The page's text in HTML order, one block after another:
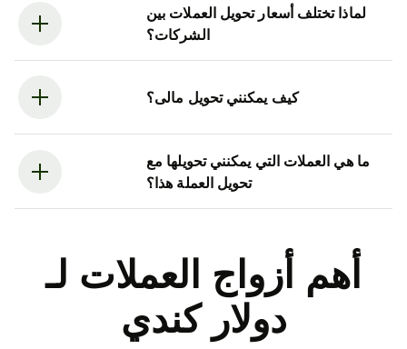
لماذا تختلف أسعار تحويل العملات بين
الشركات؟
كيف يمكنني تحويل مالى؟
ما هي العملات التي يمكنني تحويلها مع
تحويل العملة هذا؟
أهم أزواج العملات لـ
دولار كندي